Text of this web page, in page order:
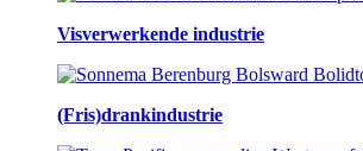
Visverwerkende industrie
(Fris)drankindustrie